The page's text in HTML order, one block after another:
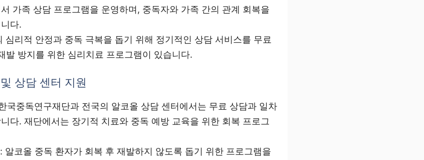
가족 상담 프로그램을 운영하며, 중독자와 가족 간의 관계 회복을
다.
심리적 안정과 중독 극복을 돕기 위해 정기적인 상담 서비스를 무료
발 방지를 위한 심리치료 프로그램이 있습니다.
상담 센터 지원
국중독연구재단과 전국의 알코올 상담 센터에서는 무료 상담과 일차
다. 재단에서는 장기적 치료와 중독 예방 교육을 위한 회복 프로그
: 알코올 중독 환자가 회복 후 재발하지 않도록 돕기 위한 프로그램을